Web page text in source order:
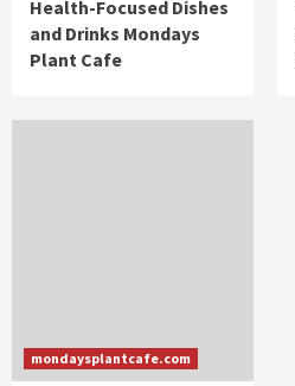
Health-Focused Dishes
and Drinks Mondays
Plant Cafe
mondaysplantcafe.com